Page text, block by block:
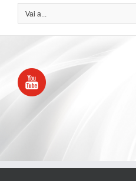
Vai a...